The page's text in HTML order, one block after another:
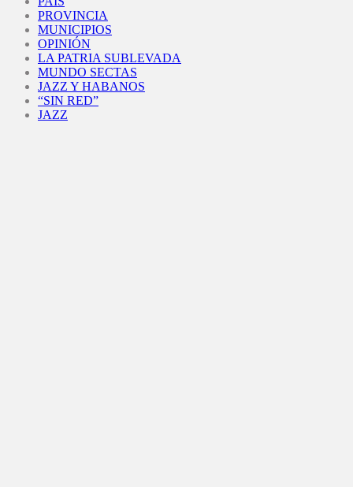
PROVINCIA
MUNICIPIOS
OPINIÓN
LA PATRIA SUBLEVADA
MUNDO SECTAS
JAZZ Y HABANOS
“SIN RED”
JAZZ